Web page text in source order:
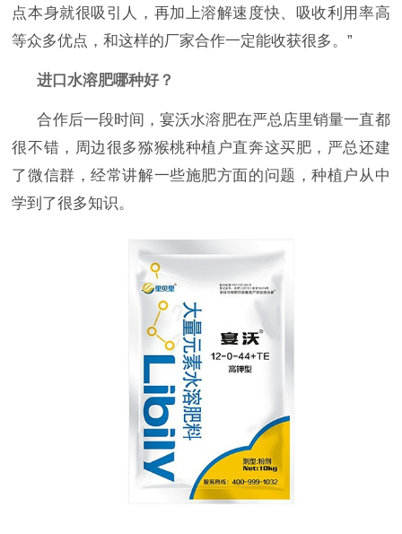
点本身就很吸引人，再加上溶解速度快、吸收利用率高
等众多优点，和这样的厂家合作一定能收获很多。”
进口水溶肥哪种好？
合作后一段时间，宴沃水溶肥在严总店里销量一直都
很不错，周边很多猕猴桃种植户直奔这买肥，严总还建
了微信群，经常讲解一些施肥方面的问题，种植户从中
学到了很多知识。